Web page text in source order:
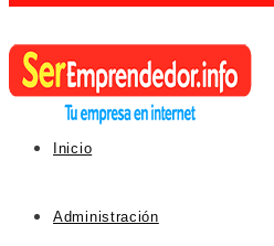
Inicio
Administración